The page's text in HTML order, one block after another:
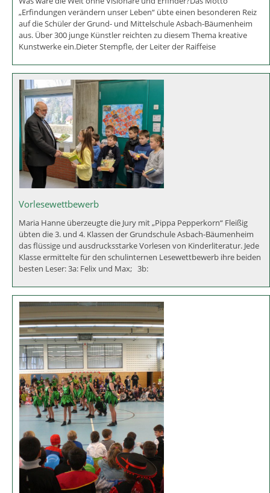
Erfindungen verändern unser Leben
Was wäre die Welt ohne Visionäre und Erfinder?Das Motto
„Erfindungen verändern unser Leben“ übte einen besonderen Reiz
auf die Schüler der Grund- und Mittelschule Asbach-Bäumenheim
aus. Über 300 junge Künstler reichten zu diesem Thema kreative
Vorlesewettbewerb
Maria Hanne überzeugte die Jury mit „Pippa Pepperkorn“ Fleißig
übten die 3. und 4. Klassen der Grundschule Asbach-Bäumenheim
das flüssige und ausdrucksstarke Vorlesen von Kinderliteratur. Jede
Klasse ermittelte für den schulinternen Lesewettbewerb ihre beiden
besten Leser: 3a: Felix und Max; 3b: